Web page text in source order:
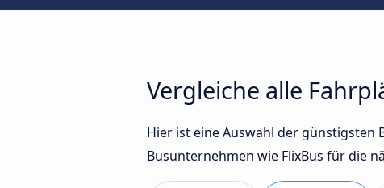
Vergleiche alle
Hier ist eine Auswahl der günstigsten
Busunternehmen wie FlixBus für die